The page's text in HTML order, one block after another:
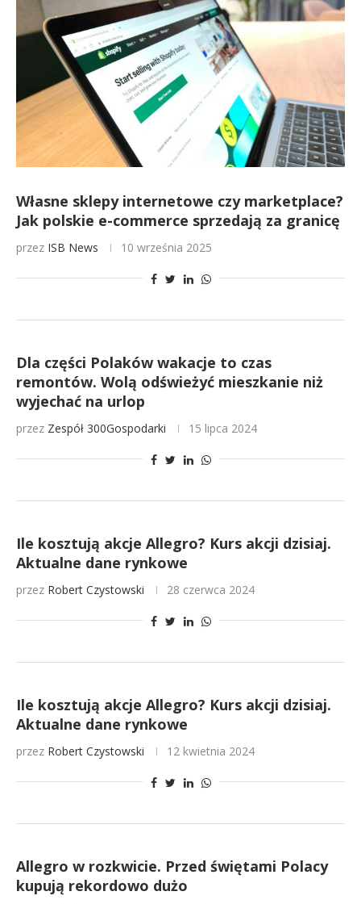
Własne sklepy internetowe czy marketplace?
Jak polskie e-commerce sprzedają za granicę
przez ISB News 10 września 2025
Dla części Polaków wakacje to czas
remontów. Wolą odświeżyć mieszkanie niż
wyjechać na urlop
przez Zespół 300Gospodarki 15 lipca 2024
Ile kosztują akcje Allegro? Kurs akcji dzisiaj.
Aktualne dane rynkowe
przez Robert Czystowski 28 czerwca 2024
Ile kosztują akcje Allegro? Kurs akcji dzisiaj.
Aktualne dane rynkowe
przez Robert Czystowski 12 kwietnia 2024
Allegro w rozkwicie. Przed świętami Polacy
kupują rekordowo dużo